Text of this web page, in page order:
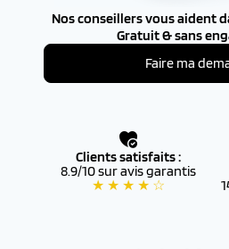
Nos conseillers vous aident
Gratuit & sans
Faire ma
Clients satisfaits :
8.9/10 sur avis garantis
★ ★ ★ ★ ☆